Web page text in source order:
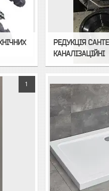
РЕДУКЦІЯ
КАНАЛІЗАЦІЙНІ
1